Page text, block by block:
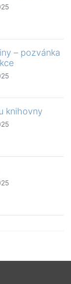
– pozvánka
knihovny